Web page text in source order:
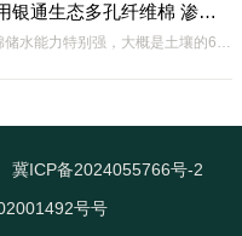
柳河县城市河道排水用银通生态多孔纤维棉 渗透性好重量轻
柳河县银通生态多孔纤维棉储水能力特别强，大概是土壤的6倍，所以在下暴雨或者是严重的雨雪天气时，能将降水量很好的吸收掉，到了天气晴朗之后又会将这些水分蒸发到空气中。这种材料在绿化环保上能起到很大的作用，能够大
冀ICP备2024055766号-2
号号